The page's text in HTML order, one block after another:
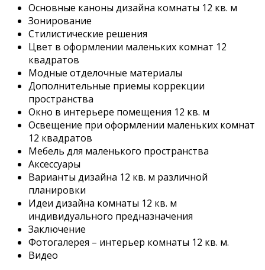
Основные каноны дизайна комнаты 12 кв. м
Зонирование
Стилистические решения
Цвет в оформлении маленьких комнат 12
квадратов
Модные отделочные материалы
Дополнительные приемы коррекции
пространства
Окно в интерьере помещения 12 кв. м
Освещение при оформлении маленьких комнат
12 квадратов
Мебель для маленького пространства
Аксессуары
Варианты дизайна 12 кв. м различной
планировки
Идеи дизайна комнаты 12 кв. м
индивидуального предназначения
Заключение
Фотогалерея – интерьер комнаты 12 кв. м.
Видео